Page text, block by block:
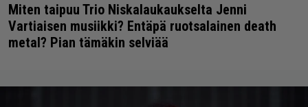
Miten taipuu Trio Niskalaukaukselta Jenni
Vartiaisen musiikki? Entäpä ruotsalainen death
metal? Pian tämäkin selviää